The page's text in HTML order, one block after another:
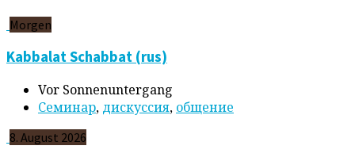
Morgen
Kabbalat Schabbat (rus)
Vor Sonnenuntergang
Cеминар, дискуссия, общение
8. August 2026